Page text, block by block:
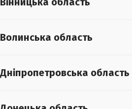
Волинська область
Дніпропетровська область